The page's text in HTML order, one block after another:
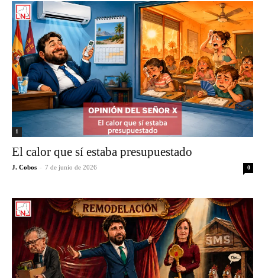
1
El calor que sí estaba presupuestado
J. Cobos - 7 de junio de 2026 0